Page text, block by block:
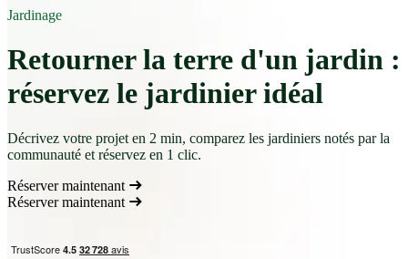
Jardinage
Retourner la terre d'un jardin :
réservez le jardinier idéal
Décrivez votre projet en 2 min, comparez les jardiniers notés par la
communauté et réservez en 1 clic.
Réserver maintenant
Réserver maintenant